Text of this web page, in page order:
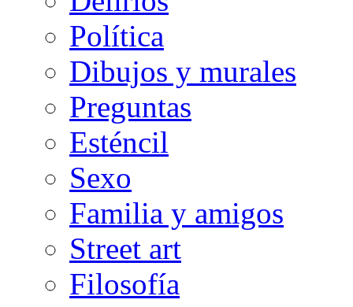
Política
Dibujos y murales
Preguntas
Esténcil
Sexo
Familia y amigos
Street art
Filosofía